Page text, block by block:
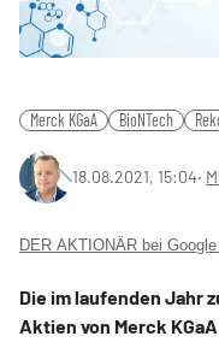
Merck KGaA BioNTech
18.08.2021, 15:04‧
DER AKTIONÄR bei
Die im laufenden Jahr
Aktien von Merck